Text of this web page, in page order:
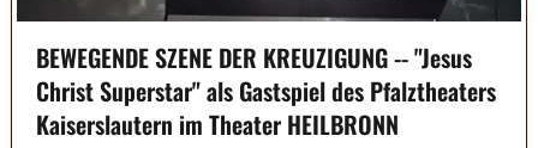
BEWEGENDE SZENE DER KREUZIGUNG -- "Jesus
Christ Superstar" als Gastspiel des Pfalztheaters
Kaiserslautern im Theater HEILBRONN